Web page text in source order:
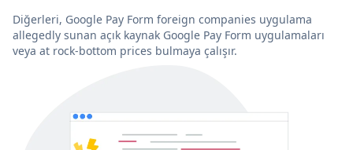
Diğerleri, Google Pay Form foreign companies uygulama
allegedly sunan açık kaynak Google Pay Form uygulamaları
veya at rock-bottom prices bulmaya çalışır.